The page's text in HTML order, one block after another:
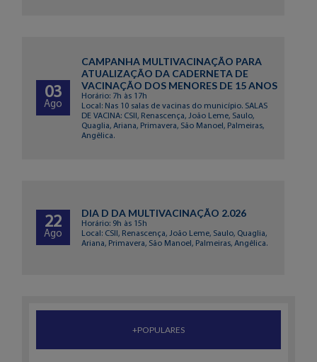
03
Ago
CAMPANHA MULTIVACINAÇÃO PARA
ATUALIZAÇÃO DA CADERNETA DE
VACINAÇÃO DOS MENORES DE 15 ANOS
Horário: 7h às 17h
Local: Nas 10 salas de vacinas do município. SALAS
DE VACINA: CSII, Renascença, João Leme, Saulo,
Quaglia, Ariana, Primavera, São Manoel, Palmeiras,
Angêlica.
22
Ago
DIA D DA MULTIVACINAÇÃO 2.026
Horário: 9h às 15h
Local: CSII, Renascença, João Leme, Saulo, Quaglia,
Ariana, Primavera, São Manoel, Palmeiras, Angêlica.
+POPULARES